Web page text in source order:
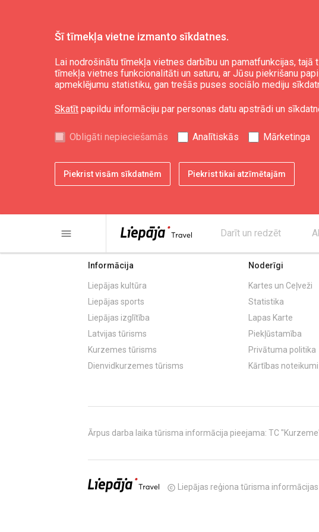
Šī tīmekļa vietne izmanto sīkdatnes.
Lai nodrošinātu tīmekļa vietnes darbību un pamatfunkcijas,
tīmekļa vietnes funkcionalitāti un saturu, ar Jūsu piekrišanu
apmeklējumu statistiku, gan trešās puses sociālo mediju
Skatīt papildu informāciju par personas datu apstrādi un
Obligāti nepieciešamās Analītiskās Mārketinga
Piekrist visām sīkdatnēm Piekrist tikai atzīmētajām
menu Darīt un redzēt
Stāvlaukums
share print
Informācija
Liepājas kultūra
Liepājas sports
Liepājas izglītība
Latvijas tūrisms
Kurzemes tūrisms
Dienvidkurzemes tūrisms
Noderīgi
Kartes un Ceļveži
Statistika
Lapas Karte
Piekļūstamība
Privātuma politika
Kārtības noteikumi
Ārpus darba laika tūrisma informācija pieejama: TC
copyright Liepājas reģiona tūrisma